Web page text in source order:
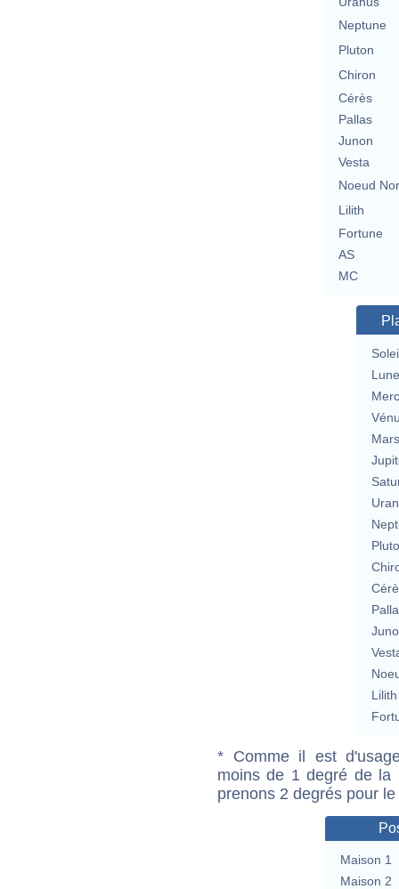
Neptune
Pluton
Chiron
Cérès
Pallas
Junon
Vesta
Noeud
Lilith
Fortune
AS
MC
Lune
Mars
Lilith
* Comme il est
moins de 1 degré de la
prenons 2 degrés pour
Maison 1
Maison 2